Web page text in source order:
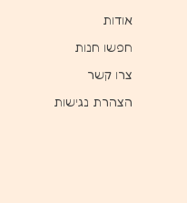
אודות
חפשו חנות
צרו קשר
הצהרת נגישות